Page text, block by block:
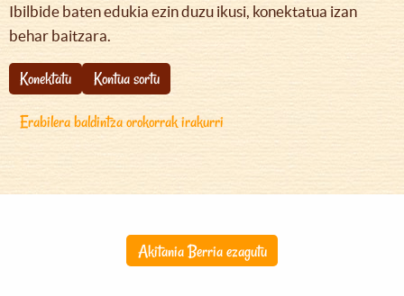
Ibilbide baten edukia ezin duzu ikusi, konektatua izan
behar baitzara.
Konektatu
Kontua sortu
Erabilera baldintza orokorrak irakurri
Akitania Berria ezagutu